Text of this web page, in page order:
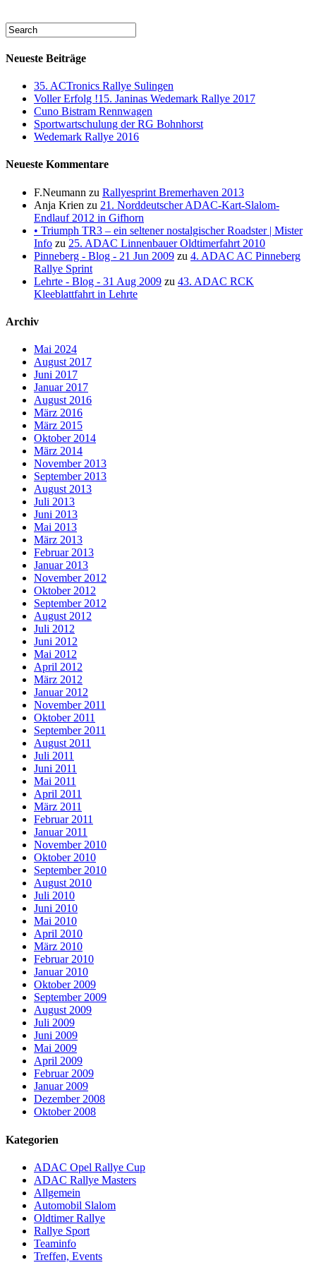
Neueste Beiträge
35. ACTronics Rallye Sulingen
Voller Erfolg !15. Janinas Wedemark Rallye 2017
Cuno Bistram Rennwagen
Sportwartschulung der RG Bohnhorst
Wedemark Rallye 2016
Neueste Kommentare
F.Neumann zu Rallyesprint Bremerhaven 2013
Anja Krien zu 21. Norddeutscher ADAC-Kart-Slalom-
Endlauf 2012 in Gifhorn
• Triumph TR3 – ein seltener nostalgischer Roadster | Mister
Info zu 25. ADAC Linnenbauer Oldtimerfahrt 2010
Pinneberg - Blog - 21 Jun 2009 zu 4. ADAC AC Pinneberg
Rallye Sprint
Lehrte - Blog - 31 Aug 2009 zu 43. ADAC RCK
Kleeblattfahrt in Lehrte
Archiv
Mai 2024
August 2017
Juni 2017
Januar 2017
August 2016
März 2016
März 2015
Oktober 2014
März 2014
November 2013
September 2013
August 2013
Juli 2013
Juni 2013
Mai 2013
März 2013
Februar 2013
Januar 2013
November 2012
Oktober 2012
September 2012
August 2012
Juli 2012
Juni 2012
Mai 2012
April 2012
März 2012
Januar 2012
November 2011
Oktober 2011
September 2011
August 2011
Juli 2011
Juni 2011
Mai 2011
April 2011
März 2011
Februar 2011
Januar 2011
November 2010
Oktober 2010
September 2010
August 2010
Juli 2010
Juni 2010
Mai 2010
April 2010
März 2010
Februar 2010
Januar 2010
Oktober 2009
September 2009
August 2009
Juli 2009
Juni 2009
Mai 2009
April 2009
Februar 2009
Januar 2009
Dezember 2008
Oktober 2008
Kategorien
ADAC Opel Rallye Cup
ADAC Rallye Masters
Allgemein
Automobil Slalom
Oldtimer Rallye
Rallye Sport
Teaminfo
Treffen, Events